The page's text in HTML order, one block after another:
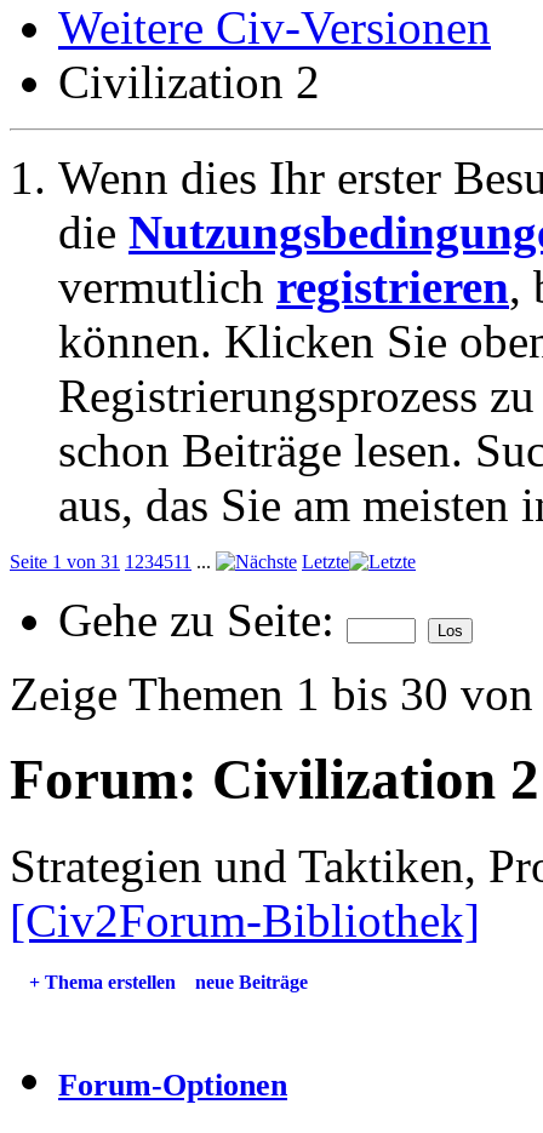
Weitere Civ-Versionen
Civilization 2
Wenn dies Ihr erster
die
vermutlich registrieren,
können. Klicken Sie
Registrierungsprozess
schon Beiträge lesen.
aus, das Sie am meisten
Seite 1 von 31 1 234511 ... Letzte
Gehe zu Seite:
Zeige Themen 1 bis 30
Forum: Civilization 2
Strategien und Taktiken,
[Civ2Forum-Bibliothek]
+ Thema erstellen neue Beiträge
Forum-Optionen